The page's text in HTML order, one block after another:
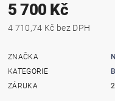
5 700 Kč
4 710,74 Kč bez DPH
ZNAČKA
KATEGORIE
ZÁRUKA